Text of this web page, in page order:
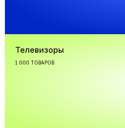
Телевизоры
1 000 ТОВАРОВ